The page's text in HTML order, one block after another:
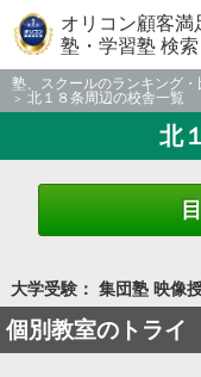
オリコン顧客満
塾・学習塾 検索
塾、スクールのランキング・
北１８条周辺の校舎一覧
北
大学受験： 集団塾 映像
個別教室のトライ